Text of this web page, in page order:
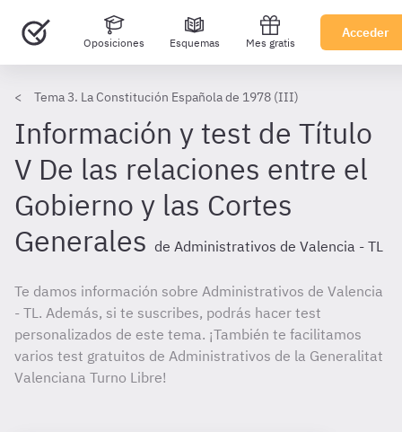
Oposiciones Esquemas Mes gratis
Acceder
Tema 3. La Constitución Española de 1978 (III)
Información y test de Título
V De las relaciones entre el
Gobierno y las Cortes
Generales de Administrativos de Valencia - TL
Te damos información sobre Administrativos de Valencia
- TL. Además, si te suscribes, podrás hacer test
personalizados de este tema. ¡También te facilitamos
varios test gratuitos de Administrativos de la Generalitat
Valenciana Turno Libre!